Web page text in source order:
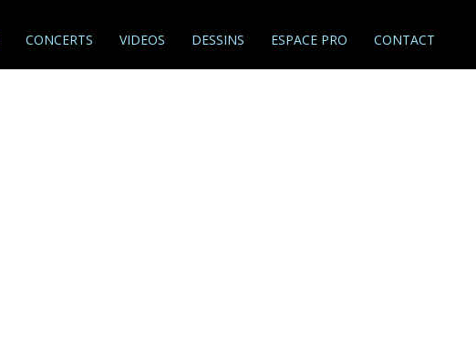
CONCERTS VIDEOS DESSINS ESPACE PRO CONTACT